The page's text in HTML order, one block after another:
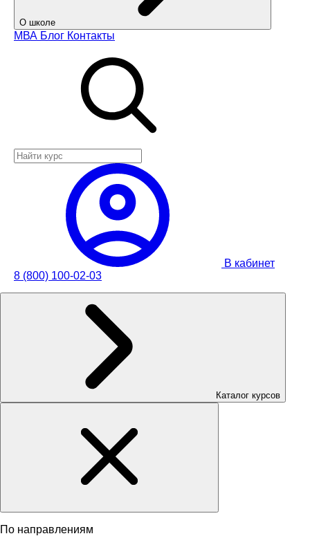
О школе
МВА Блог Контакты
В кабинет
8 (800) 100-02-03
Каталог курсов
По направлениям